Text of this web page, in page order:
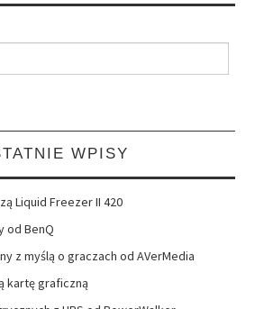
WPISY
Liquid Freezer II 420
od BenQ
z myślą o graczach od AVerMedia
kartę graficzną